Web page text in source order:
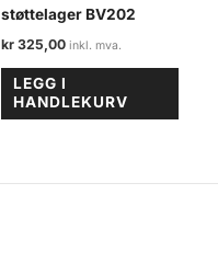
støttelager BV202
kr 325,00
LEGG I
HANDLEKURV